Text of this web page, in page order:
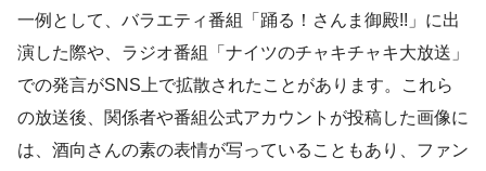
一例として、バラエティ番組「踊る！さんま御殿!!」に出
演した際や、ラジオ番組「ナイツのチャキチャキ大放送」
での発言がSNS上で拡散されたことがあります。これら
の放送後、関係者や番組公式アカウントが投稿した画像に
は、酒向さんの素の表情が写っていることもあり、ファン